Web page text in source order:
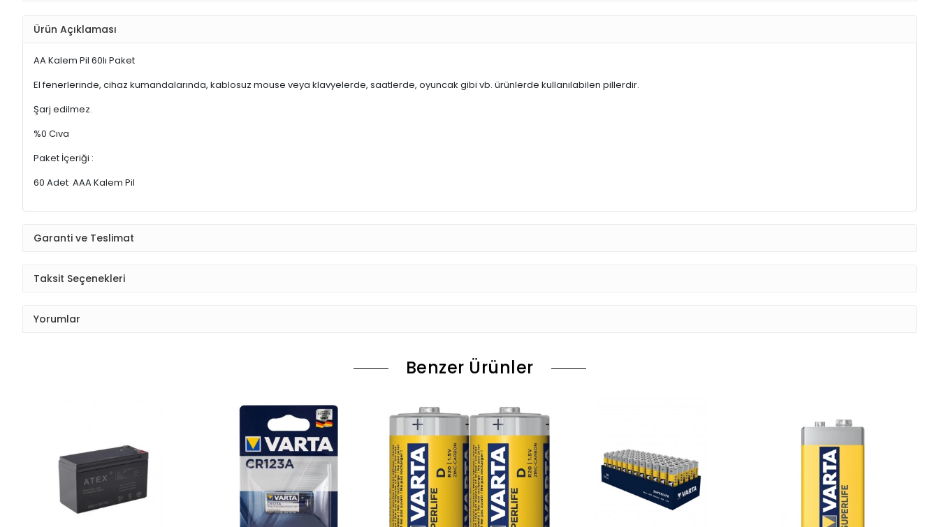
Ürün Açıklaması
AA Kalem Pil 60lı Paket
El fenerlerinde, cihaz kumandalarında, kablosuz mouse veya klavyelerde, saatlerde, oyuncak gibi vb. ürünlerde kullanılabilen pillerdir.
Şarj edilmez.
%0 Cıva
Paket İçeriği :
60 Adet AAA Kalem Pil
Garanti ve Teslimat
Taksit Seçenekleri
Yorumlar
Benzer Ürünler